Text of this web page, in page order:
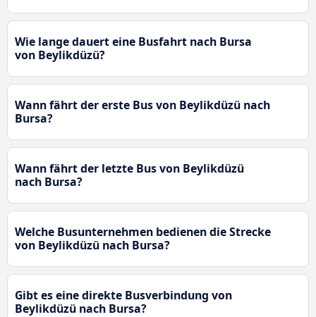
Wie lange dauert eine Busfahrt nach Bursa
von Beylikdüzü?
Wann fährt der erste Bus von Beylikdüzü nach
Bursa?
Wann fährt der letzte Bus von Beylikdüzü
nach Bursa?
Welche Busunternehmen bedienen die Strecke
von Beylikdüzü nach Bursa?
Gibt es eine direkte Busverbindung von
Beylikdüzü nach Bursa?